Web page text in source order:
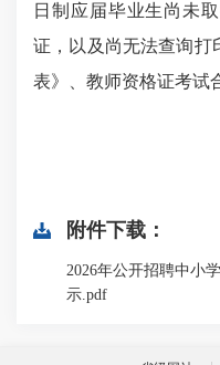
日制应届毕业生尚未
证，以及尚无法查询打
表》、教师资格证考试
附件下载：
2026年公开招聘中小
示.pdf